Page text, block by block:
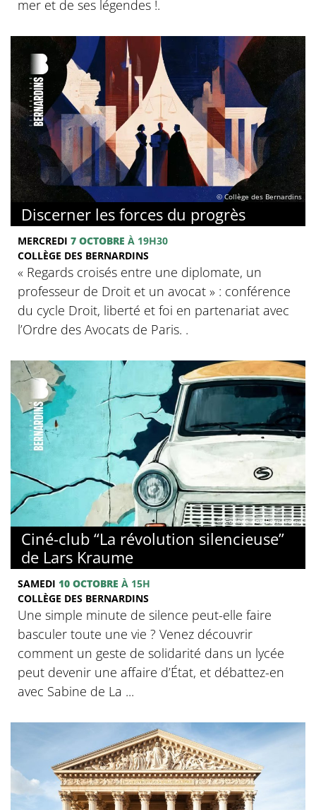
mer et de ses légendes !.
© Collège des Bernardins
Discerner les forces du progrès
MERCREDI 7 OCTOBRE À 19H30
COLLÈGE DES BERNARDINS
‍« Regards croisés entre une diplomate, un
professeur de Droit et un avocat » : conférence
du cycle Droit, liberté et foi en partenariat avec
l’Ordre des Avocats de Paris. .
© Collège des Bernardins
Ciné-club “La révolution silencieuse”
de Lars Kraume
SAMEDI 10 OCTOBRE À 15H
COLLÈGE DES BERNARDINS
Une simple minute de silence peut-elle faire
basculer toute une vie ? Venez découvrir
comment un geste de solidarité dans un lycée
peut devenir une affaire d’État, et débattez-en
avec Sabine de La ...